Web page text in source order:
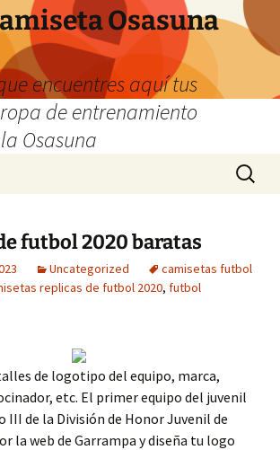
Osasuna
encuentres aquí tus
de entrenamiento
Osasuna
Buscar:
futbol 2020 baratas
Uncategorized
camisetas futbol
replicas de futbol 2020, futbol
de logotipo del equipo, marca,
etc. El primer equipo del juvenil
III de la División de Honor Juvenil de
la web de Garrampa y diseña tu logo